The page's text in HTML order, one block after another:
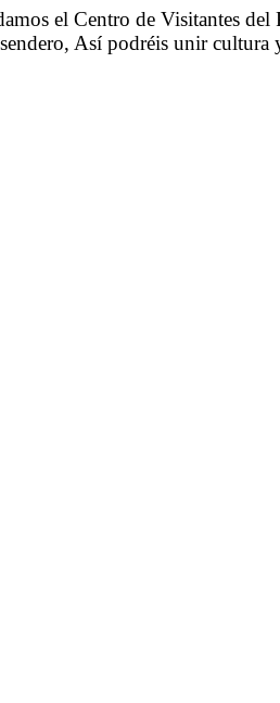
el Centro de Visitantes del
Así podréis unir cultura